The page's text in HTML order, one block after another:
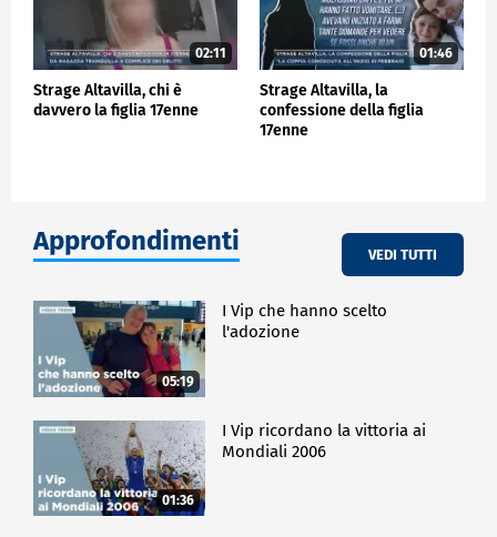
02:11
Strage Altavilla, chi è
davvero la figlia 17enne
01:46
Strage Altavilla, la
confessione della figlia
17enne
Approfondimenti VEDI TUTTI
05:19
I Vip che hanno scelto
l'adozione
01:36
I Vip ricordano la vittoria ai
Mondiali 2006